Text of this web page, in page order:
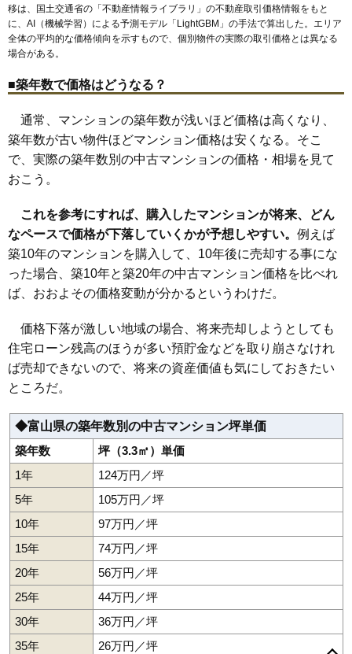
移は、国土交通省の「不動産情報ライブラリ 」の不動産取引価格情報をもと
に、AI（機械学習）による予測モデル「LightGBM」の手法で算出した。エリア
全体の平均的な価格傾向を示すもので、個別物件の実際の取引価格とは異なる
場合がある。
■築年数で価格はどうなる？
通常、マンションの築年数が浅いほど価格は高くなり、
築年数が古い物件ほどマンション価格は安くなる。そこ
で、実際の築年数別の中古マンションの価格・相場を見て
おこう。
これを参考にすれば、購入したマンションが将来、どん
なペースで価格が下落していくかが予想しやすい。 例えば
築10年のマンションを購入して、10年後に売却する事にな
った場合、築10年と築20年の中古マンション価格を比べれ
ば、おおよその価格変動が分かるというわけだ。
価格下落が激しい地域の場合、将来売却しようとしても
住宅ローン残高のほうが多い預貯金などを取り崩さなけれ
ば売却できないので、将来の資産価値も気にしておきたい
ところだ。
◆富山県の築年数別の中古マンション坪単価
築年数
坪（3.3㎡）単価
1年
124万円／坪
5年
105万円／坪
10年
97万円／坪
15年
74万円／坪
20年
56万円／坪
25年
44万円／坪
30年
36万円／坪
35年
26万円／坪